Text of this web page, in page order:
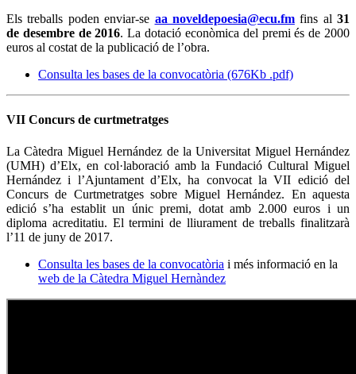
Els treballs poden enviar-se aa noveldepoesia@ecu.fmfins al 31
de desembre de 2016. La dotació econòmica del premi és de 2000
euros al costat de la publicació de l’obra.
Consulta les bases de la convocatòria (676Kb .pdf)
VII Concurs de curtmetratges
La Càtedra Miguel Hernández de la Universitat Miguel Hernández
(UMH) d’Elx, en col·laboració amb la Fundació Cultural Miguel
Hernández i l’Ajuntament d’Elx, ha convocat la VII edició del
Concurs de Curtmetratges sobre Miguel Hernández. En aquesta
edició s’ha establit un únic premi, dotat amb 2.000 euros i un
diploma acreditatiu. El termini de lliurament de treballs finalitzarà
l’11 de juny de 2017.
Consulta les bases de la convocatòria i més informació en la
web de la Càtedra Miguel Hernàndez